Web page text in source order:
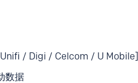
/ Digi / Celcom / U Mobile]
数据